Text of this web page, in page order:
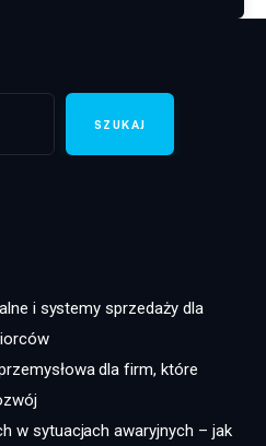
SZUKAJ
i systemy sprzedaży dla
dla firm, które
w sytuacjach awaryjnych – jak